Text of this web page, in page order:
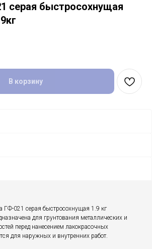
серая быстросохнущая
В корзину
ГФ-021 серая быстросохнущая 1.9 кг
для грунтования металлических и
перед нанесением лакокрасочных
для наружных и внутренних работ.